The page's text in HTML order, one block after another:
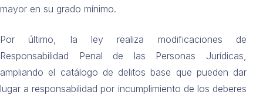
mayor en su grado mínimo.
Por último, la ley realiza modificaciones de
Responsabilidad Penal de las Personas Jurídicas,
ampliando el catálogo de delitos base que pueden dar
lugar a responsabilidad por incumplimiento de los deberes